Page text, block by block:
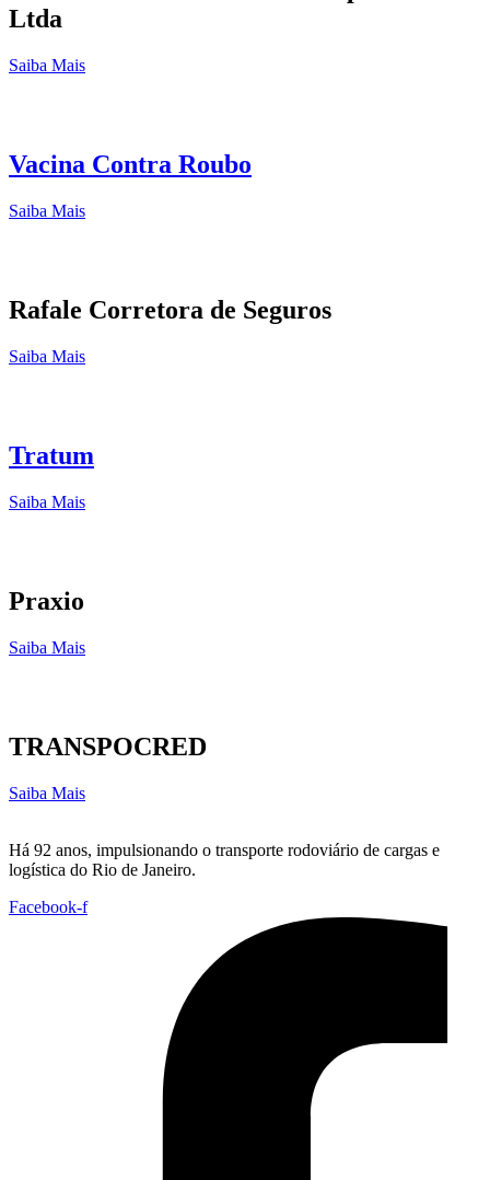
Ltda
Saiba Mais
Vacina Contra Roubo
Saiba Mais
Rafale Corretora de Seguros
Saiba Mais
Tratum
Saiba Mais
Praxio
Saiba Mais
TRANSPOCRED
Saiba Mais
Há 92 anos, impulsionando o transporte rodoviário de cargas e
logística do Rio de Janeiro.
Facebook-f